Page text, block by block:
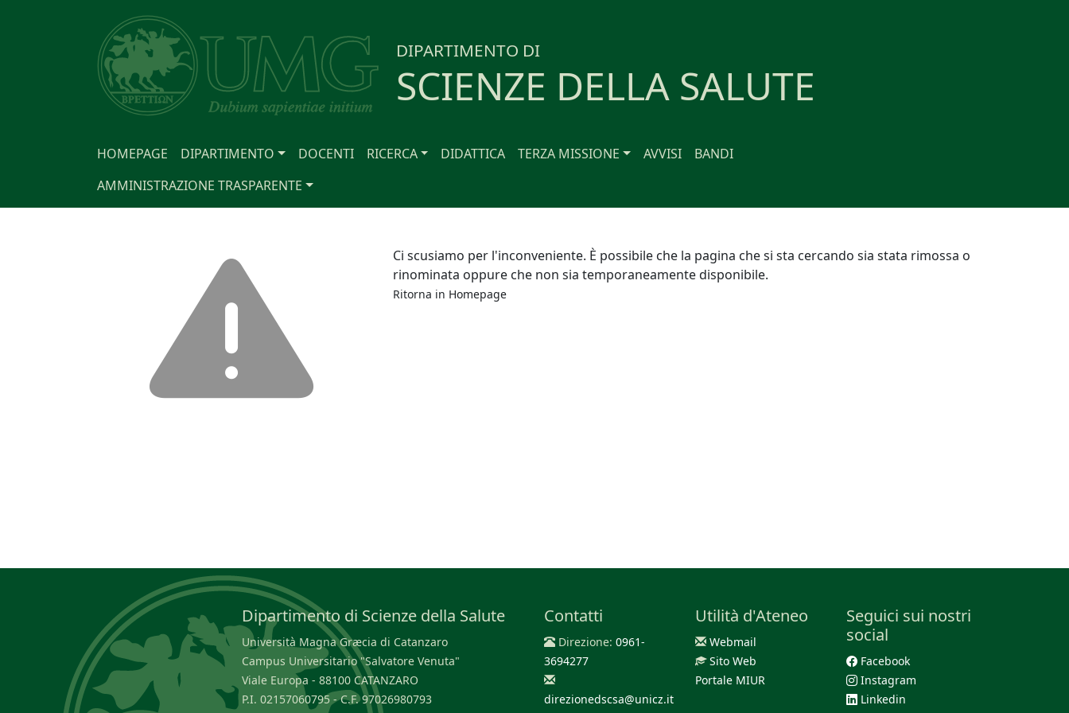
DIPARTIMENTO DI
SCIENZE DELLA SALUTE
HOMEPAGE DIPARTIMENTO DOCENTI RICERCA DIDATTICA TERZA MISSIONE AVVISI
BANDI
AMMINISTRAZIONE TRASPARENTE
Ci scusiamo per l'inconveniente. È possibile che la pagina che si sta cercando sia stata rimossa o
rinominata oppure che non sia temporaneamente disponibile.
Ritorna in Homepage
Dipartimento di Scienze della Salute
Università Magna Græcia di Catanzaro
Campus Universitario "Salvatore Venuta"
Viale Europa - 88100 CATANZARO
P.I. 02157060795 - C.F. 97026980793
Contatti
Direzione: 0961-
3694277
direzionedscsa@unicz.it
Utilità d'Ateneo
Webmail
Sito Web
Portale MIUR
Seguici sui nostri
social
Facebook
Instagram
Linkedin